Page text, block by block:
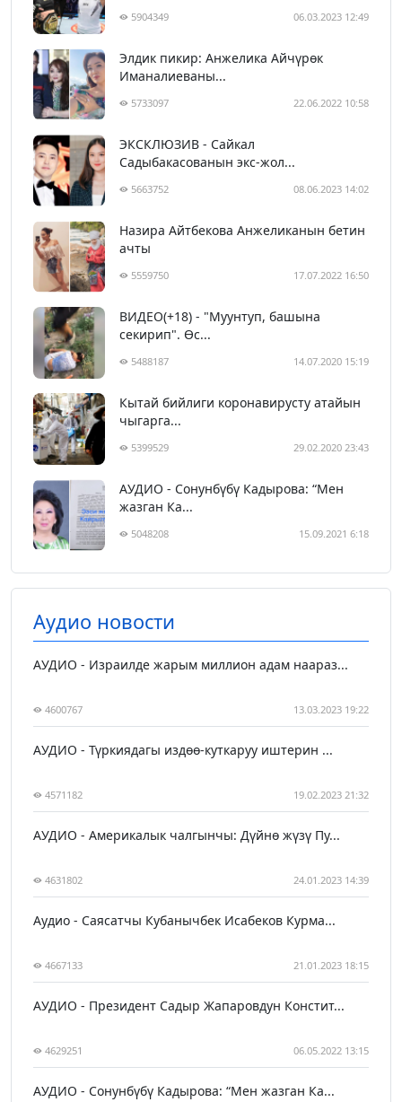
5904349 06.03.2023 12:49
Элдик пикир: Анжелика Айчүрөк
Иманалиеваны...
5733097 22.06.2022 10:58
ЭКСКЛЮЗИВ - Сайкал
Садыбакасованын экс-жол...
5663752 08.06.2023 14:02
Назира Айтбекова Анжеликанын бетин
ачты
5559750 17.07.2022 16:50
ВИДЕО(+18) - "Муунтуп, башына
секирип". Өс...
5488187 14.07.2020 15:19
Кытай бийлиги коронавирусту атайын
чыгарга...
5399529 29.02.2020 23:43
АУДИО - Сонунбүбү Кадырова: “Мен
жазган Ка...
5048208 15.09.2021 6:18
Аудио новости
АУДИО - Израилде жарым миллион адам наараз...
4600767 13.03.2023 19:22
АУДИО - Түркиядагы издөө-куткаруу иштерин ...
4571182 19.02.2023 21:32
АУДИО - Америкалык чалгынчы: Дүйнө жүзү Пу...
4631802 24.01.2023 14:39
Аудио - Саясатчы Кубанычбек Исабеков Курма...
4667133 21.01.2023 18:15
АУДИО - Президент Садыр Жапаровдун Констит...
4629251 06.05.2022 13:15
АУДИО - Сонунбүбү Кадырова: “Мен жазган Ка...